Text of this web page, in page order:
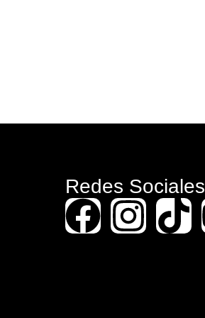
Redes Sociales